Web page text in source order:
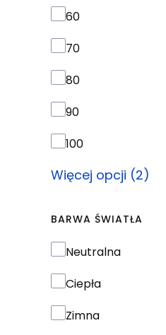
Średnica lustra
60
70
80
90
100
Więcej opcji (2)
BARWA ŚWIATŁA
Barwa światła
Neutralna
Ciepła
Zimna